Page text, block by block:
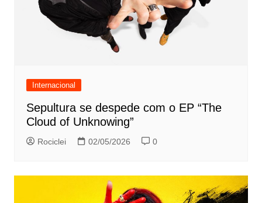
Internacional
Sepultura se despede com o EP “The
Cloud of Unknowing”
Rociclei 02/05/2026 0